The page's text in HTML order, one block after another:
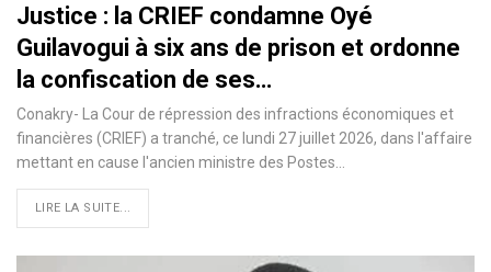
Justice : la CRIEF condamne Oyé
Guilavogui à six ans de prison et ordonne
la confiscation de ses…
Conakry- La Cour de répression des infractions économiques et
financières (CRIEF) a tranché, ce lundi 27 juillet 2026, dans l'affaire
mettant en cause l'ancien ministre des Postes…
LIRE LA SUITE...